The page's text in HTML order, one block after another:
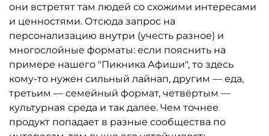
они встретят там людей со схожими интересами
и ценностями. Отсюда запрос на
персонализацию внутри (учесть разное) и
многослойные форматы: если пояснить на
примере нашего "Пикника Афиши", то здесь
кому-то нужен сильный лайнап, другим — еда,
третьим — семейный формат, четвёртым —
культурная среда и так далее. Чем точнее
продукт попадает в разные сообщества по